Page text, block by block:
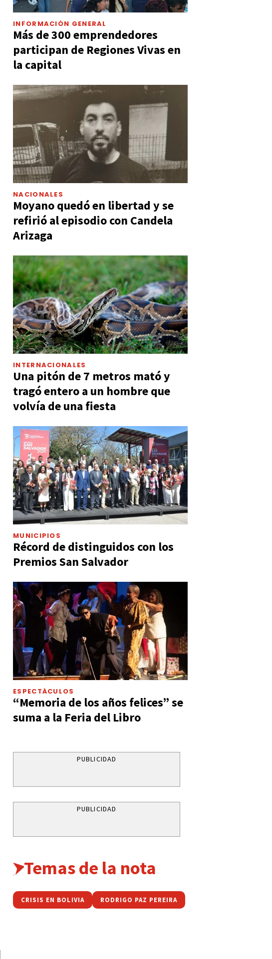
INFORMACIÓN GENERAL
Más de 300 emprendedores
participan de Regiones Vivas en
la capital
NACIONALES
Moyano quedó en libertad y se
refirió al episodio con Candela
Arizaga
INTERNACIONALES
Una pitón de 7 metros mató y
tragó entero a un hombre que
volvía de una fiesta
MUNICIPIOS
Récord de distinguidos con los
Premios San Salvador
ESPECTÁCULOS
“Memoria de los años felices” se
suma a la Feria del Libro
PUBLICIDAD
PUBLICIDAD
Temas de la nota
CRISIS EN BOLIVIA RODRIGO PAZ PEREIRA